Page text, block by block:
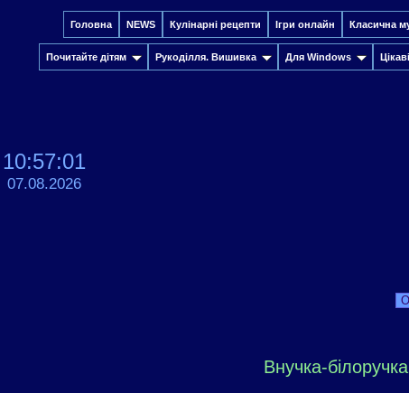
Головна NEWS Кулінарні рецепти Ігри онлайн Класична
Почитайте дітям Рукоділля. Вишивка Для Windows
10:57:01
07.08.2026
Внучка-білоручка